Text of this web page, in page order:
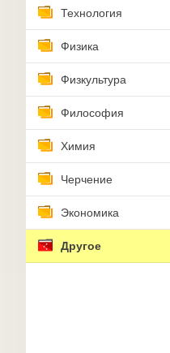
Технология
Физика
Физкультура
Философия
Химия
Черчение
Экономика
Другое